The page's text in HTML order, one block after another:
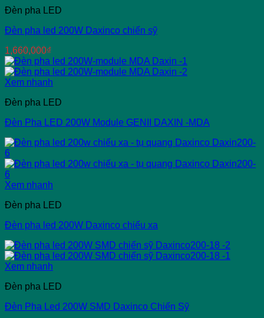
Đèn pha LED
Đèn pha led 200W Daxinco chiến sỹ
1,660,000₫
Xem nhanh
Đèn pha LED
Đèn Pha LED 200W Module GENII DAXIN -MDA
Xem nhanh
Đèn pha LED
Đèn pha led 200W Daxinco chiếu xa
Xem nhanh
Đèn pha LED
Đèn Pha Led 200W SMD Daxinco Chiến Sỹ